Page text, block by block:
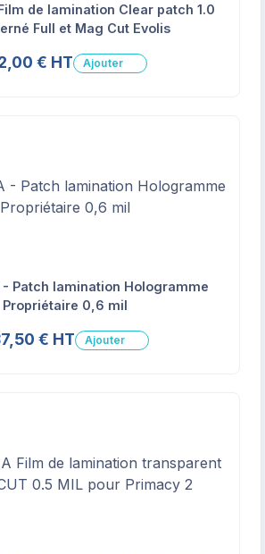
de lamination Clear patch 1.0
Full et Mag Cut Evolis
€ HT Ajouter
- Patch lamination Hologramme
Propriétaire 0,6 mil
€ HT Ajouter